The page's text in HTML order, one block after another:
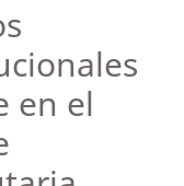
en el